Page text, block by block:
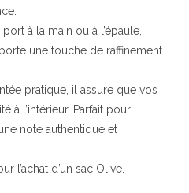
à la main ou à l’épaule,
une touche de raffinement
pratique, il assure que vos
à l’intérieur. Parfait pour
note authentique et
l’achat d’un sac Olive.